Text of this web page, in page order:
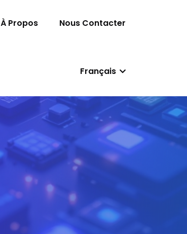
À Propos Nous Contacter
Français